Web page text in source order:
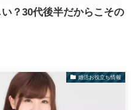
？30代後半だからこその
婚活お役立ち情報